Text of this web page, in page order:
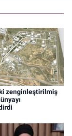
zenginleştirilmiş